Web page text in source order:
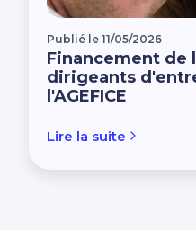
Publié le 11/05/2026
Financement de
dirigeants
l'AGEFICE
Lire la suite